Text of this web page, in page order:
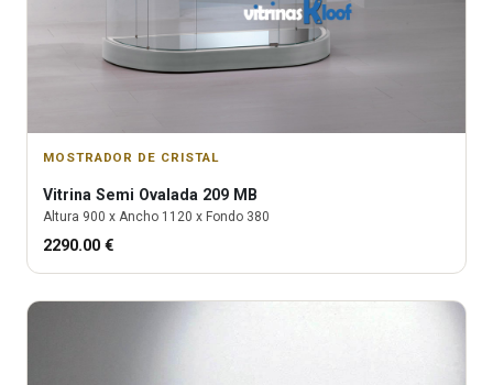
MOSTRADOR DE CRISTAL
Vitrina Semi Ovalada 209 MB
Altura 900 x Ancho 1120 x Fondo 380
2290.00 €